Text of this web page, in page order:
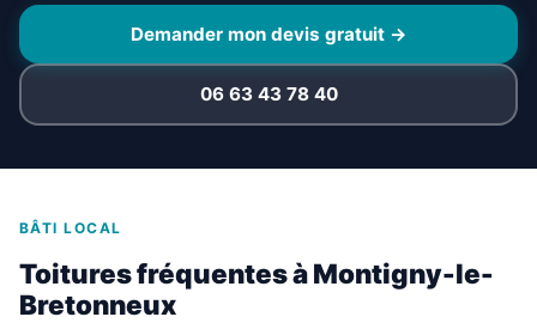
Demander mon devis gratuit →
06 63 43 78 40
BÂTI LOCAL
Toitures fréquentes à Montigny-le-
Bretonneux